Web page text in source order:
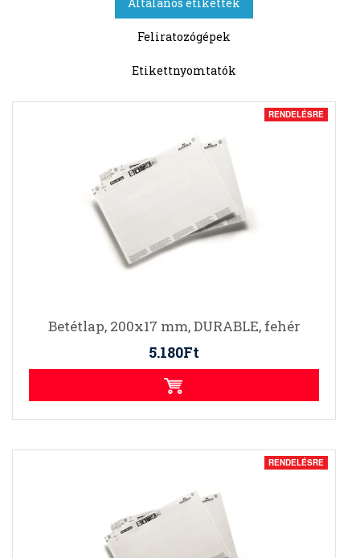
Általános etikettek
Feliratozógépek
Etikettnyomtatók
RENDELÉSRE
Betétlap, 200x17 mm, DURABLE, fehér
5.180Ft
RENDELÉSRE